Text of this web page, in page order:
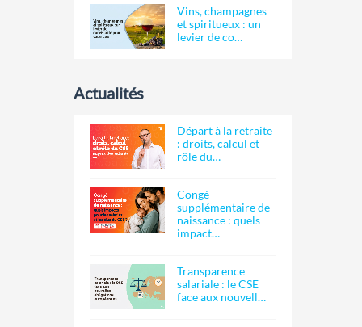
Vins, champagnes
et spiritueux : un
levier de co…
Actualités
Départ à la retraite
: droits, calcul et
rôle du…
Congé
supplémentaire de
naissance : quels
impact…
Transparence
salariale : le CSE
face aux nouvell…